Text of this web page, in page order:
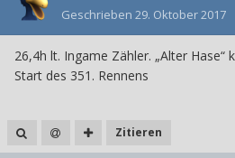
Geschrieben 29. Oktober 2017
26,4h lt. Ingame Zähler. „Alter Hase“
Start des 351. Rennens
Zitieren